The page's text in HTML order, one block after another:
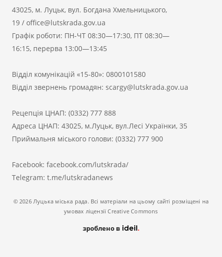
43025, м. Луцьк, вул. Богдана Хмельницького,
19 / office@lutskrada.gov.ua
Графік роботи: ПН-ЧТ 08:30—17:30, ПТ 08:30—
16:15, перерва 13:00—13:45
Відділ комунікацій «15-80»: 0800101580
Відділ звернень громадян: scargy@lutskrada.gov.ua
Рецепція ЦНАП: (0332) 777 888
Адреса ЦНАП: 43025, м.Луцьк, вул.Лесі Українки, 35
Приймальня міського голови: (0332) 777 900
Facebook: facebook.com/lutskrada/
Telegram: t.me/lutskradanews
© 2026 Луцька міська рада. Всі матеріали на цьому сайті розміщені на
умовах ліцензії Creative Commons
зроблено в